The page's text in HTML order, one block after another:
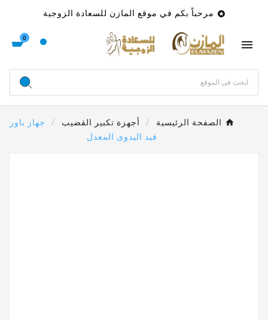
 مرحباً بكم في موقع المازن للسعادة الزوجية

0
الصفحة الرئيسية أجهزة تكبير القضيب
جهاز باور
فيد اليدوى المعدل